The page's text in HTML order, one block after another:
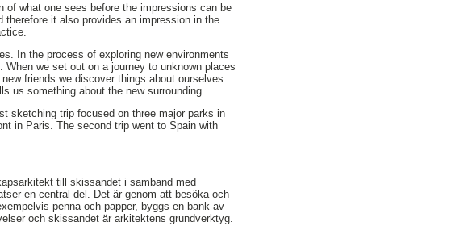
of what one sees before the impressions can be
it also provides an impression in the
In the process of exploring new environments
we set out on a journey to unknown places
friends we discover things about ourselves.
us something about the new surrounding.
sketching trip focused on three major parks in
in Paris. The second trip went to Spain with
till skissandet i samband med
en central del. Det är genom att besöka och
penna och papper, byggs en bank av
och skissandet är arkitektens grundverktyg.